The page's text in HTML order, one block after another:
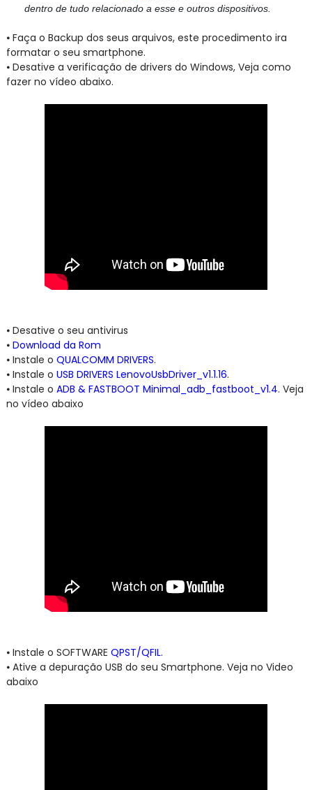
dentro de tudo relacionado a esse e outros dispositivos.
⦁ Faça o Backup dos seus arquivos, este procedimento ira
formatar o seu smartphone.
⦁ Desative a verificação de drivers do Windows, Veja como
fazer no vídeo abaixo.
⦁ Desative o seu antivirus
⦁ Download da Rom
⦁ Instale o QUALCOMM DRIVERS.
⦁ Instale o USB DRIVERS LenovoUsbDriver_v1.1.16.
⦁ Instale o ADB & FASTBOOT Minimal_adb_fastboot_v1.4. Veja
no vídeo abaixo
⦁ Instale o SOFTWARE QPST/QFIL.
⦁ Ative a depuração USB do seu Smartphone. Veja no Video
abaixo